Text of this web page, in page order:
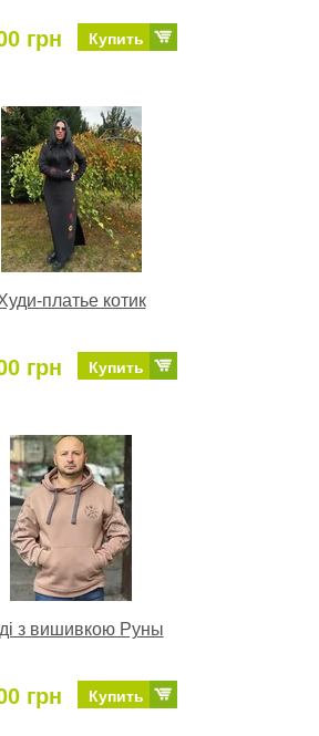
грн Купить
платье котик
грн Купить
з вишивкою Руны
грн Купить